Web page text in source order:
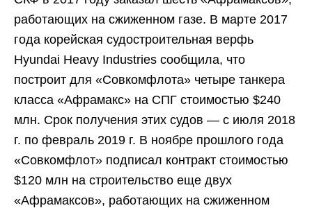
работающих на сжиженном газе. В марте 2017
года корейская судостроительная верфь
Hyundai Heavy Industries сообщила, что
построит для «Совкомфлота» четыре танкера
класса «Афрамакс» на СПГ стоимостью $240
млн. Срок получения этих судов — с июля 2018
г. по февраль 2019 г. В ноябре прошлого года
«Совкомфлот» подписал контракт стоимостью
$120 млн на строительство еще двух
«Афрамаксов», работающих на сжиженном